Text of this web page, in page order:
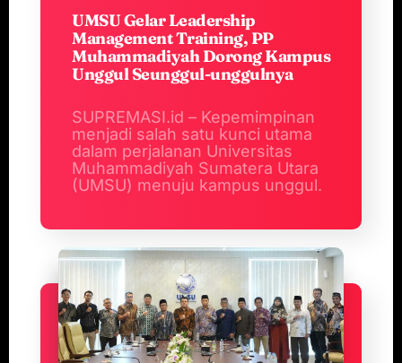
UMSU Gelar Leadership
Management Training, PP
Muhammadiyah Dorong Kampus
Unggul Seunggul-unggulnya
SUPREMASI.id – Kepemimpinan
menjadi salah satu kunci utama
dalam perjalanan Universitas
Muhammadiyah Sumatera Utara
(UMSU) menuju kampus unggul.